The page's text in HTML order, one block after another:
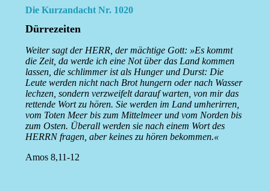
Die Kurzandacht Nr. 1020
Dürrezeiten
Weiter sagt der HERR, der mächtige Gott: »Es kommt
die Zeit, da werde ich eine Not über das Land kommen
lassen, die schlimmer ist als Hunger und Durst: Die
Leute werden nicht nach Brot hungern oder nach Wasser
lechzen, sondern verzweifelt darauf warten, von mir das
rettende Wort zu hören. Sie werden im Land umherirren,
vom Toten Meer bis zum Mittelmeer und vom Norden bis
zum Osten. Überall werden sie nach einem Wort des
HERRN fragen, aber keines zu hören bekommen.«
Amos 8,11-12